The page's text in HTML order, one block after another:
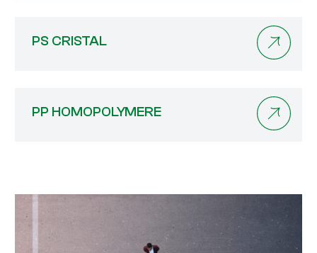
PS CRISTAL
PP HOMOPOLYMERE